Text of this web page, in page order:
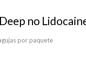
no
por paquete